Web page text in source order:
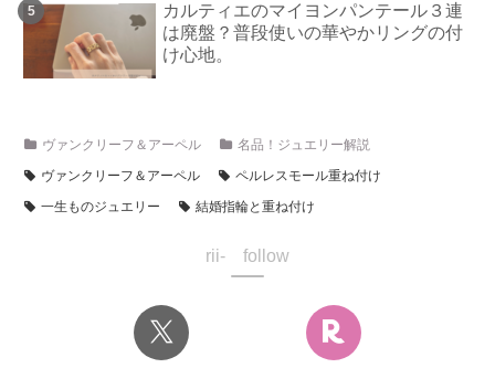
カルティエのマイヨンパンテール３連
は廃盤？普段使いの華やかリングの付
け心地。
ヴァンクリーフ＆アーペル
名品！ジュエリー解説
ヴァンクリーフ＆アーペル
ペルレスモール重ね付け
一生ものジュエリー
結婚指輪と重ね付け
rii- follow